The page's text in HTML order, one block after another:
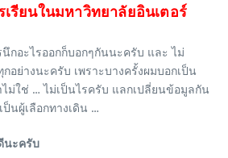
รียนในมหาวิทยาลัยอินเตอร์
กอะไรออกก็บอกๆกันนะครับ และ ไม่
อย่างนะครับ เพราะบางครั้งผมบอกเป็น
ม่ใช่ … ไม่เป็นไรครับ แลกเปลี่ยนข้อมูลกัน
ป็นผู้เลือกทางเดิน …
นะครับ